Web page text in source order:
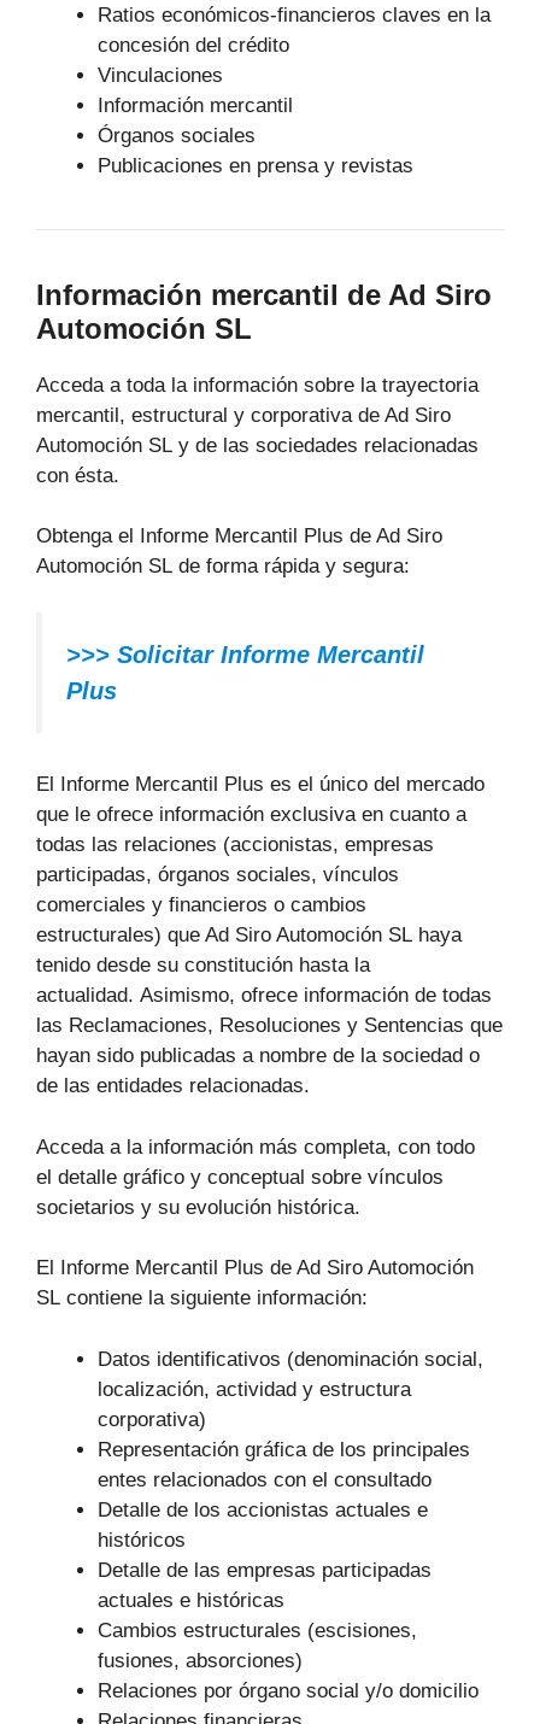
Ratios económicos-financieros claves en la
concesión del crédito
Vinculaciones
Información mercantil
Órganos sociales
Publicaciones en prensa y revistas
Información mercantil de Ad Siro
Automoción SL
Acceda a toda la información sobre la trayectoria
mercantil, estructural y corporativa de Ad Siro
Automoción SL y de las sociedades relacionadas
con ésta.
Obtenga el Informe Mercantil Plus de Ad Siro
Automoción SL de forma rápida y segura:
>>> Solicitar Informe Mercantil
Plus
El Informe Mercantil Plus es el único del mercado
que le ofrece información exclusiva en cuanto a
todas las relaciones (accionistas, empresas
participadas, órganos sociales, vínculos
comerciales y financieros o cambios
estructurales) que Ad Siro Automoción SL haya
tenido desde su constitución hasta la
actualidad. Asimismo, ofrece información de todas
las Reclamaciones, Resoluciones y Sentencias que
hayan sido publicadas a nombre de la sociedad o
de las entidades relacionadas.
Acceda a la información más completa, con todo
el detalle gráfico y conceptual sobre vínculos
societarios y su evolución histórica.
El Informe Mercantil Plus de Ad Siro Automoción
SL contiene la siguiente información:
Datos identificativos (denominación social,
localización, actividad y estructura
corporativa)
Representación gráfica de los principales
entes relacionados con el consultado
Detalle de los accionistas actuales e
históricos
Detalle de las empresas participadas
actuales e históricas
Cambios estructurales (escisiones,
fusiones, absorciones)
Relaciones por órgano social y/o domicilio